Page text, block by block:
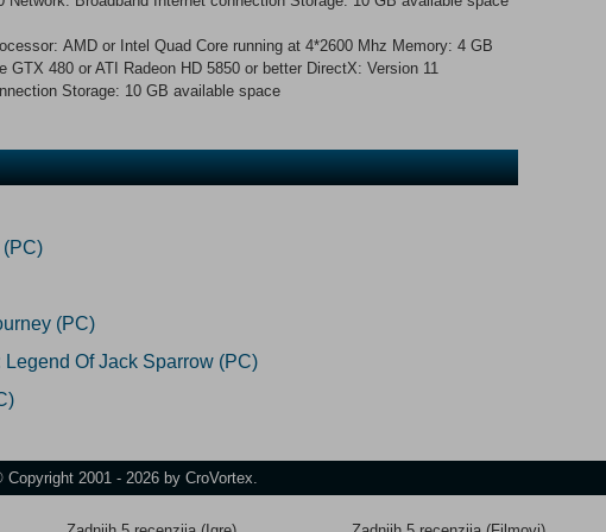
AMD or Intel Quad Core running at 4*2600 Mhz Memory: 4 GB
GTX 480 or ATI Radeon HD 5850 or better DirectX: Version 11
Storage: 10 GB available space
(PC)
(PC)
Of Jack Sparrow (PC)
2001 - 2026 by CroVortex.